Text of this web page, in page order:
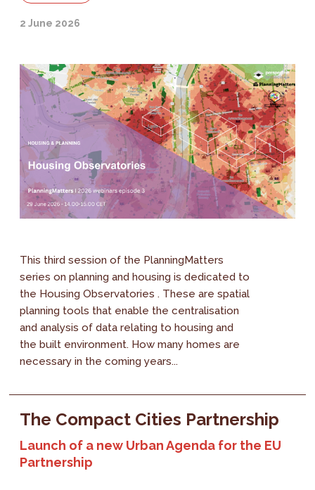
2 June 2026
This third session of the PlanningMatters
series on planning and housing is dedicated to
the Housing Observatories . These are spatial
planning tools that enable the centralisation
and analysis of data relating to housing and
the built environment. How many homes are
necessary in the coming years...
The Compact Cities Partnership
Launch of a new Urban Agenda for the EU
Partnership